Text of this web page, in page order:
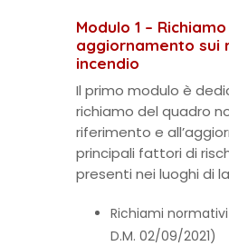
Modulo 1 –
aggiornamento sui
incendio
Il primo modulo è
richiamo del quadro
riferimento e
principali fattori di
presenti nei luoghi di
Richiami normativi
D.M. 02/09/2021)